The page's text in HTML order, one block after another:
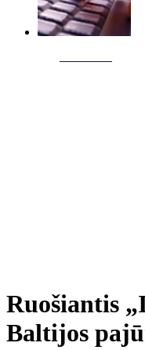
Ruošiantis
Baltijos